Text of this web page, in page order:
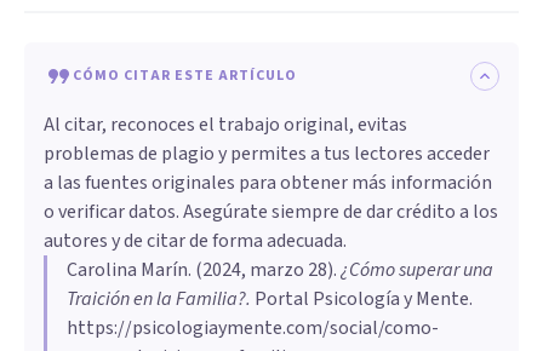
CÓMO CITAR ESTE ARTÍCULO
Al citar, reconoces el trabajo original, evitas
problemas de plagio y permites a tus lectores acceder
a las fuentes originales para obtener más información
o verificar datos. Asegúrate siempre de dar crédito a los
autores y de citar de forma adecuada.
Carolina Marín. (2024, marzo 28).¿Cómo superar una
Traición en la Familia?. Portal Psicología y Mente.
https://psicologiaymente.com/social/como-